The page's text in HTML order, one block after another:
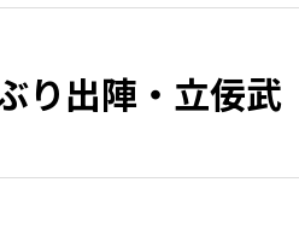
り出陣・立佞武